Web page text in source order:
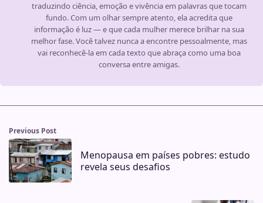
traduzindo ciência, emoção e vivência em palavras que tocam
fundo. Com um olhar sempre atento, ela acredita que
informação é luz — e que cada mulher merece brilhar na sua
melhor fase. Você talvez nunca a encontre pessoalmente, mas
vai reconhecê-la em cada texto que abraça como uma boa
conversa entre amigas.
Previous Post
Menopausa em países pobres: estudo
revela seus desafios